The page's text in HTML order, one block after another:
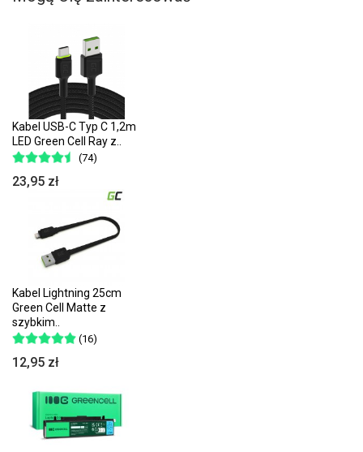
Kabel USB-C Typ C 1,2m
LED Green Cell Ray z..
(74)
23,95 zł
Kabel Lightning 25cm
Green Cell Matte z
szybkim..
(16)
12,95 zł